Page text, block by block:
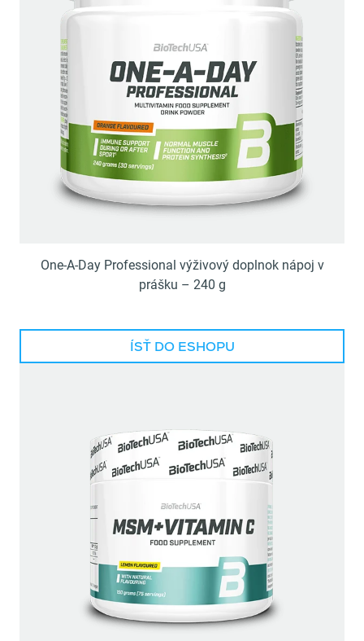
One-A-Day Professional výživový doplnok nápoj v
prášku – 240 g
ÍSŤ DO ESHOPU